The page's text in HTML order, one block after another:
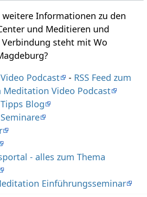
Informationen zu den
und Meditieren und
steht mit Wo
Podcast
- RSS Feed zum
Meditation Video Podcast
Blog
- alles zum Thema
Einführungsseminar